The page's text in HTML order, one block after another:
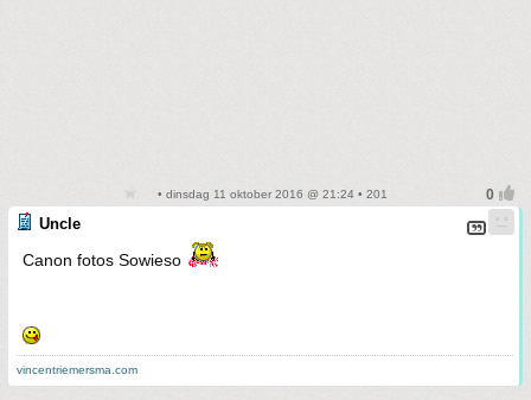
• dinsdag 11 oktober 2016 @ 21:24 • 201
Uncle
Canon fotos Sowieso
vincentriemersma.com